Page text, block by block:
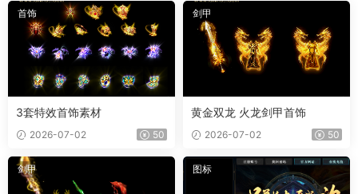
首饰
3套特效首饰素材
2026-07-02 50
剑甲
黄金双龙 火龙剑甲首饰
2026-07-02 50
剑甲 图标